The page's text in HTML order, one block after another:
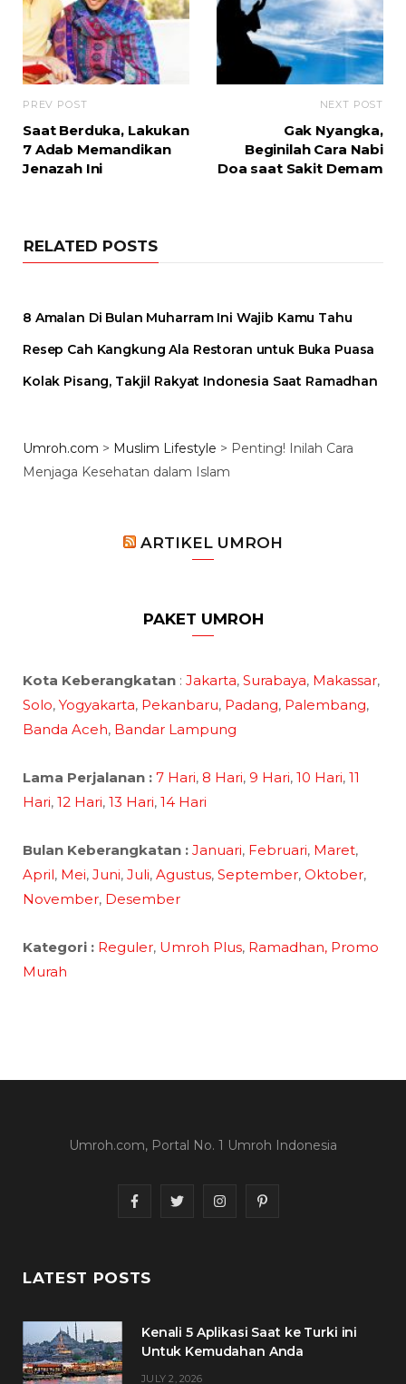
PREV POST
Saat Berduka, Lakukan
7 Adab Memandikan
Jenazah Ini
NEXT POST
Gak Nyangka,
Beginilah Cara Nabi
Doa saat Sakit Demam
RELATED POSTS
8 Amalan Di Bulan Muharram Ini Wajib Kamu Tahu
Resep Cah Kangkung Ala Restoran untuk Buka Puasa
Kolak Pisang, Takjil Rakyat Indonesia Saat Ramadhan
Umroh.com > Muslim Lifestyle > Penting! Inilah Cara
Menjaga Kesehatan dalam Islam
ARTIKEL UMROH
PAKET UMROH
Kota Keberangkatan : Jakarta, Surabaya, Makassar,
Solo, Yogyakarta, Pekanbaru, Padang, Palembang,
Banda Aceh, Bandar Lampung
Lama Perjalanan : 7 Hari, 8 Hari, 9 Hari, 10 Hari, 11
Hari, 12 Hari, 13 Hari, 14 Hari
Bulan Keberangkatan : Januari, Februari, Maret,
April, Mei, Juni, Juli, Agustus, September, Oktober,
November, Desember
Kategori : Reguler, Umroh Plus, Ramadhan, Promo
Murah
Umroh.com, Portal No. 1 Umroh Indonesia
F
b
T
t
I
a
P
e
LATEST POSTS
Kenali 5 Aplikasi Saat ke Turki ini
Untuk Kemudahan Anda
JULY 2, 2026